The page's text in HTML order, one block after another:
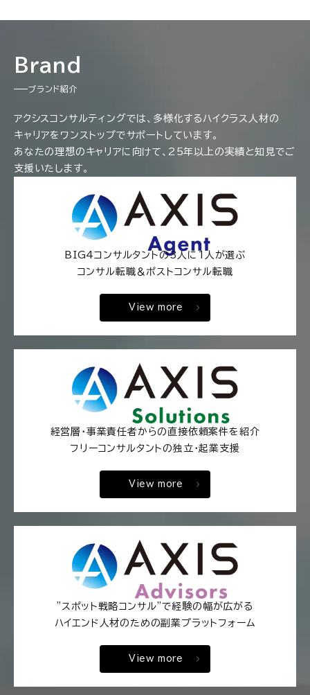
Brand
ブランド紹介
アクシスコンサルティングでは、多様化するハイクラス人材の
キャリアをワンストップでサポートしています。
あなたの理想のキャリアに向けて、25年以上の実績と知見でご
支援いたします。
BIG4コンサルタントの3人に1人が選ぶ
コンサル転職＆ポストコンサル転職
View more
経営層・事業責任者からの直接依頼案件を紹介
フリーコンサルタントの独立・起業支援
View more
"スポット戦略コンサル"で経験の幅が広がる
ハイエンド人材のための副業プラットフォーム
View more